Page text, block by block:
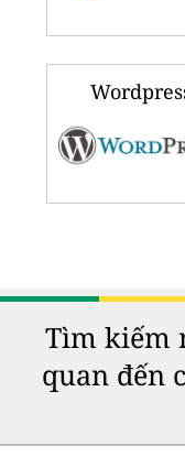
Tìm kiếm
quan đến